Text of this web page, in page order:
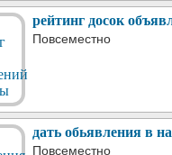
рейтинг досок
Повсеместно
дать обьявления в
Повсеместно